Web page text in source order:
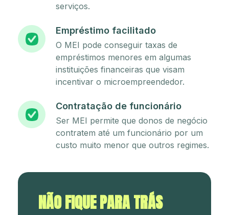
serviços.
Empréstimo facilitado
O MEI pode conseguir taxas de
empréstimos menores em algumas
instituições financeiras que visam
incentivar o microempreendedor.
Contratação de funcionário
Ser MEI permite que donos de negócio
contratem até um funcionário por um
custo muito menor que outros regimes.
NÃO FIQUE PARA TRÁS